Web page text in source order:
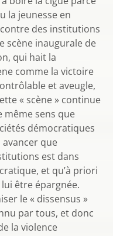
la jeunesse en
des institutions
scène inaugurale de
qui hait la
comme la victoire
et aveugle,
« scène » continue
même sens que
démocratiques
que
est dans
et qu’à priori
être épargnée.
le « dissensus »
par tous, et donc
la violence